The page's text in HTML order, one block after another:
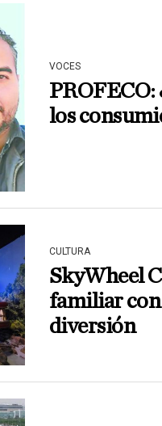
VOCES
PROFECO:
los
CULTURA
SkyWheel
familiar con
diversión